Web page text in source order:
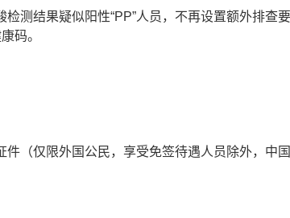
检测结果疑似阳性“PP”人员，不再设置额外排查
码。
件（仅限外国公民，享受免签待遇人员除外，中